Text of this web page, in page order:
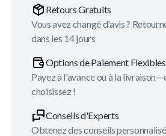
Retours Gratuits
Vous avez changé d'avis ?
dans les 14 jours
Options de Paiement Flexibles
Payez à l'avance ou à la
choisissez !
Conseils d'Experts
Obtenez des conseils